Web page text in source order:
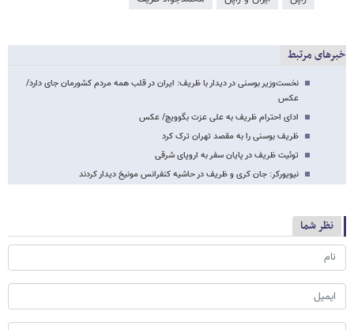
خبرهای مرتبط
نخست‌وزیر بوسنی در دیدار با ظریف: ایران در قلب همه مردم کشورمان جای دارد/
عکس
ادای احترام ظریف به علی عزت بگوویچ/ عکس
ظریف بوسنی را به مقصد تهران ترک کرد
توئیت ظریف در پایان سفر به اروپای شرقی
نیویورکر: جان کری و ظریف در حاشیه کنفرانس مونیخ دیدار کردند
نظر شما